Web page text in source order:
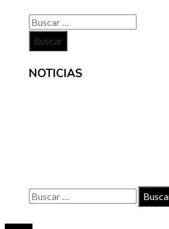
Buscar:
NOTICIAS
Buscar: